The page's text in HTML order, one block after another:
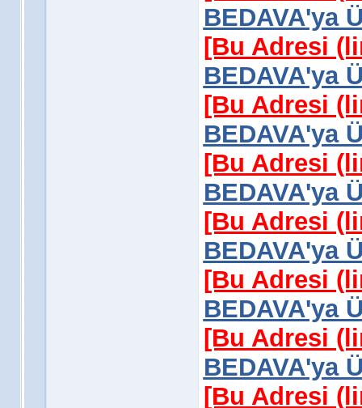
BEDAVA'ya
[Bu Adresi
BEDAVA'ya
[Bu Adresi
BEDAVA'ya
[Bu Adresi
BEDAVA'ya
[Bu Adresi
BEDAVA'ya
[Bu Adresi
BEDAVA'ya
[Bu Adresi
BEDAVA'ya
[Bu Adresi